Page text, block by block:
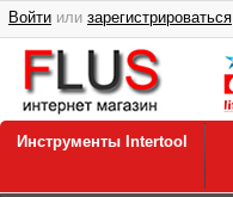
Войти или зарегистрироваться
Инструменты Intertool